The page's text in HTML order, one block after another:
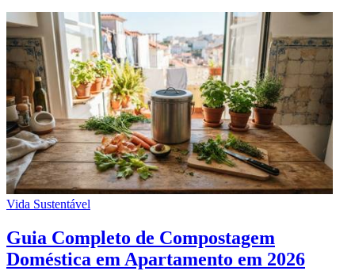
Vida Sustentável
Guia Completo de Compostagem
Doméstica em Apartamento em 2026